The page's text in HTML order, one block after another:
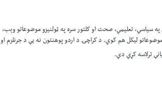
سياسي، تعليمي، صحت او کلتور سره په ټولنيزو موضوعاتو وېب،
ليکل هم کوي. د کراچۍ د اردو پوهنتون نه يې د جرنلزم او
ترلاسه کړي دي.​